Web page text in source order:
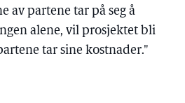
av partene tar på seg å
alene, vil prosjektet bli
tar sine kostnader."